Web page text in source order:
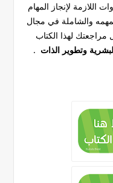
اللازمة لإنجاز المهام
والشاملة في مجال
لهذا الكتاب
وتطوير الذات .